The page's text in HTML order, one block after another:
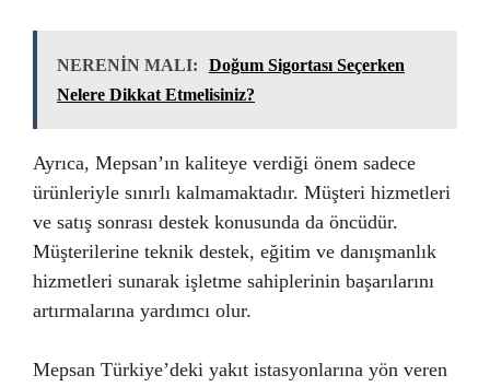
NERENİN MALI:
Doğum Sigortası Seçerken
Nelere Dikkat Etmelisiniz?
Ayrıca, Mepsan’ın kaliteye verdiği önem sadece
ürünleriyle sınırlı kalmamaktadır. Müşteri hizmetleri
ve satış sonrası destek konusunda da öncüdür.
Müşterilerine teknik destek, eğitim ve danışmanlık
hizmetleri sunarak işletme sahiplerinin başarılarını
artırmalarına yardımcı olur.
Mepsan Türkiye’deki yakıt istasyonlarına yön veren